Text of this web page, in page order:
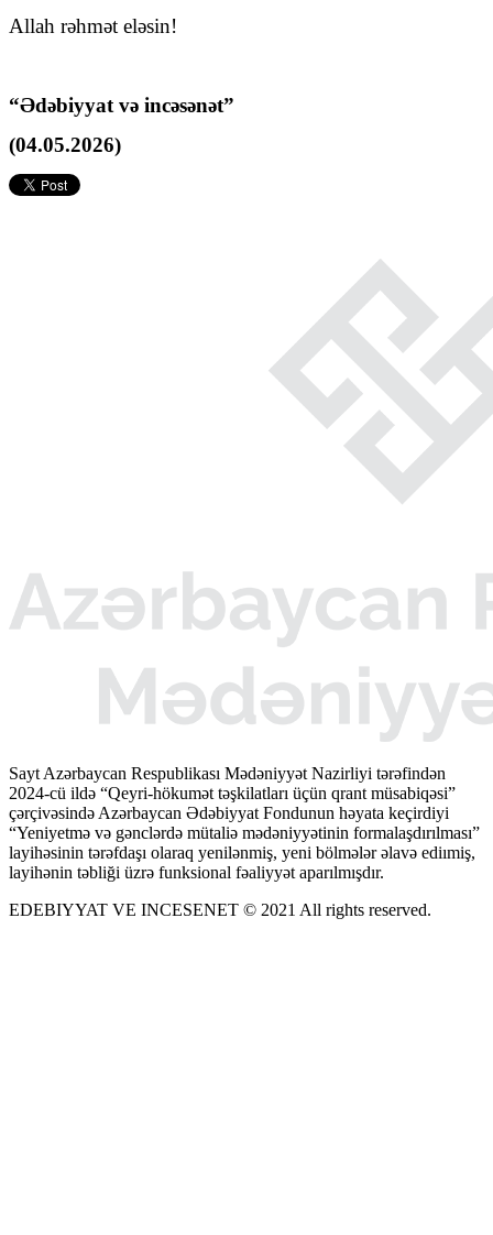
Allah rəhmət eləsin!
“Ədəbiyyat və incəsənət”
(04.05.2026)
Sayt Azərbaycan Respublikası Mədəniyyət Nazirliyi tərəfindən
2024-cü ildə “Qeyri-hökumət təşkilatları üçün qrant müsabiqəsi”
çərçivəsində Azərbaycan Ədəbiyyat Fondunun həyata keçirdiyi
“Yeniyetmə və gənclərdə mütaliə mədəniyyətinin formalaşdırılması”
layihəsinin tərəfdaşı olaraq yenilənmiş, yeni bölmələr əlavə ediımiş,
layihənin təbliği üzrə funksional fəaliyyət aparılmışdır.
EDEBIYYAT VE INCESENET © 2021 All rights reserved.